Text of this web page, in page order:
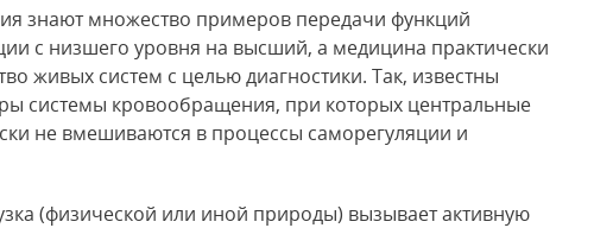
знают множество примеров передачи функций
с низшего уровня на высший, а медицина практически
живых систем с целью диагностики. Так, известны
системы кровообращения, при которых центральные
не вмешиваются в процессы саморегуляции и
(физической или иной природы) вызывает активную